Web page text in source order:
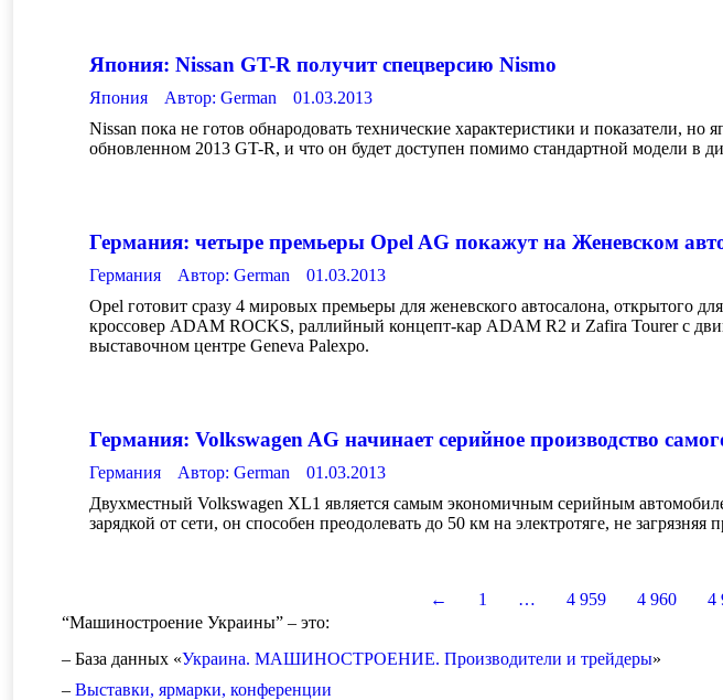
Япония: Nissan GT-R получит спецверсию Nismo
Япония Автор: German
01.03.2013
Nissan пока не готов обнародовать технические характеристики и показатели,
обновленном 2013 GT-R, и что он будет доступен помимо стандартной модели в
Германия: четыре премьеры Opel AG покажут на Женевском
Германия Автор: German
01.03.2013
Opel готовит сразу 4 мировых премьеры для женевского автосалона, открытого
кроссовер ADAM ROCKS, раллийный концепт-кар ADAM R2 и Zafira Tourer с
выставочном центре Geneva Palexpo.
Германия: Volkswagen AG начинает серийное производство
Германия Автор: German
01.03.2013
Двухместный Volkswagen XL1 является самым экономичным серийным
зарядкой от сети, он способен преодолевать до 50 км на электротяге, не
← 1 … 4 959 4 960 4
“Машиностроение Украины” – это:
– База данных «Украина. МАШИНОСТРОЕНИЕ. Производители и трейдеры»
– Выставки, ярмарки, конференции